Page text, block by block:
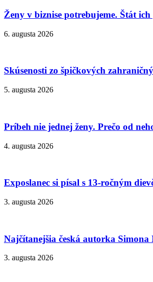
Ženy v biznise potrebujeme. Štát
6. augusta 2026
Skúsenosti zo špičkových
5. augusta 2026
Príbeh nie jednej ženy. Prečo od
4. augusta 2026
Exposlanec si písal s 13-ročným
3. augusta 2026
Najčítanejšia česká autorka
3. augusta 2026